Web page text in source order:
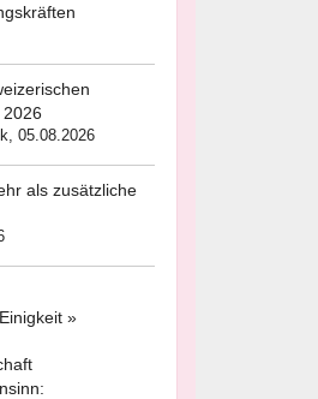
05.08.2026
als zusätzliche
»